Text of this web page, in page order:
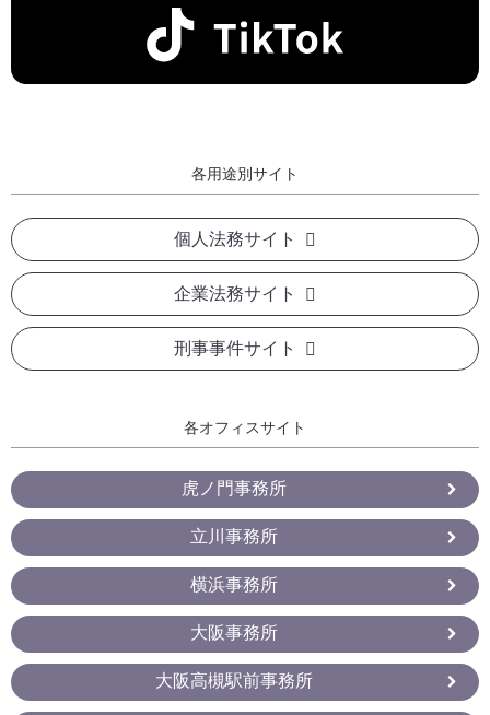
各用途別サイト
個人法務サイト
企業法務サイト
刑事事件サイト
各オフィスサイト
虎ノ門事務所
立川事務所
横浜事務所
大阪事務所
大阪高槻駅前事務所